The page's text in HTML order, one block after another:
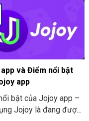
và Điểm nổi bật
app
bật của Jojoy app –
Jojoy là đang được